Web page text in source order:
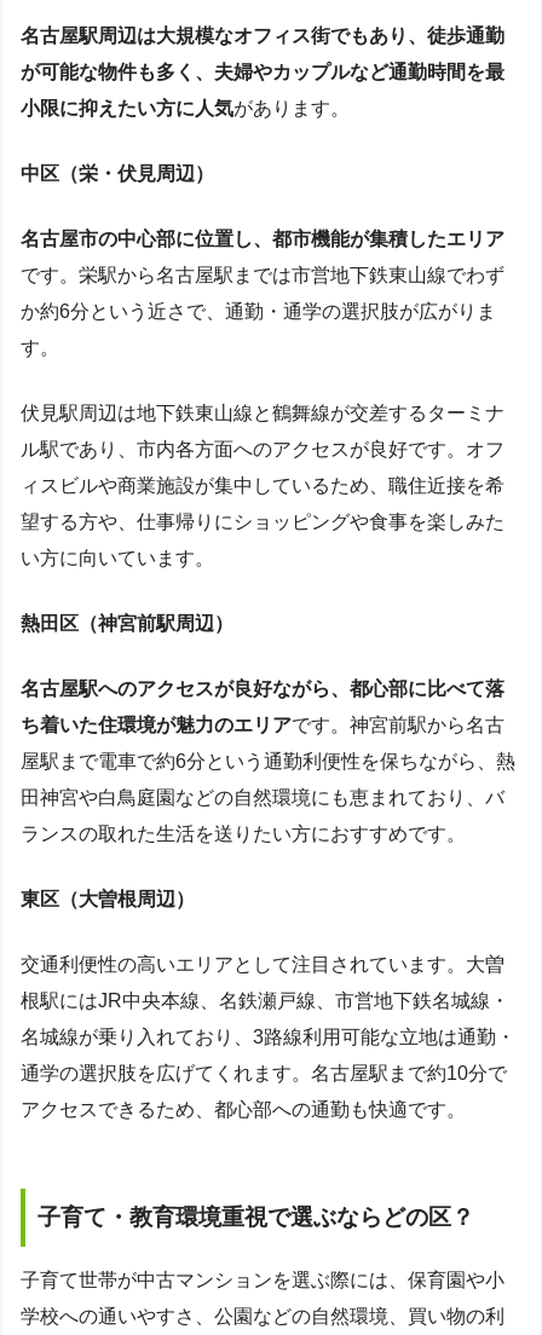
名古屋駅周辺は大規模なオフィス街でもあり、徒歩通勤
が可能な物件も多く、夫婦やカップルなど通勤時間を最
小限に抑えたい方に人気があります。
中区（栄・伏見周辺）
名古屋市の中心部に位置し、都市機能が集積したエリア
です。栄駅から名古屋駅までは市営地下鉄東山線でわず
か約6分という近さで、通勤・通学の選択肢が広がりま
す。
伏見駅周辺は地下鉄東山線と鶴舞線が交差するターミナ
ル駅であり、市内各方面へのアクセスが良好です。オフ
ィスビルや商業施設が集中しているため、職住近接を希
望する方や、仕事帰りにショッピングや食事を楽しみた
い方に向いています。
熱田区（神宮前駅周辺）
名古屋駅へのアクセスが良好ながら、都心部に比べて落
ち着いた住環境が魅力のエリアです。神宮前駅から名古
屋駅まで電車で約6分という通勤利便性を保ちながら、熱
田神宮や白鳥庭園などの自然環境にも恵まれており、バ
ランスの取れた生活を送りたい方におすすめです。
東区（大曽根周辺）
交通利便性の高いエリアとして注目されています。大曽
根駅にはJR中央本線、名鉄瀬戸線、市営地下鉄名城線・
名城線が乗り入れており、3路線利用可能な立地は通勤・
通学の選択肢を広げてくれます。名古屋駅まで約10分で
アクセスできるため、都心部への通勤も快適です。
子育て・教育環境重視で選ぶならどの区？
子育て世帯が中古マンションを選ぶ際には、保育園や小
学校への通いやすさ、公園などの自然環境、買い物の利